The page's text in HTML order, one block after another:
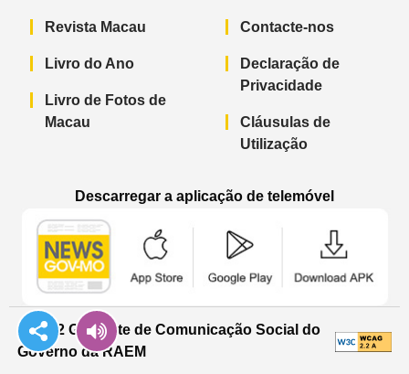
Revista Macau
Livro do Ano
Livro de Fotos de
Macau
Contacte-nos
Declaração de
Privacidade
Cláusulas de
Utilização
Descarregar a aplicação de telemóvel
© 2022 Gabinete de Comunicação Social do
Governo da RAEM